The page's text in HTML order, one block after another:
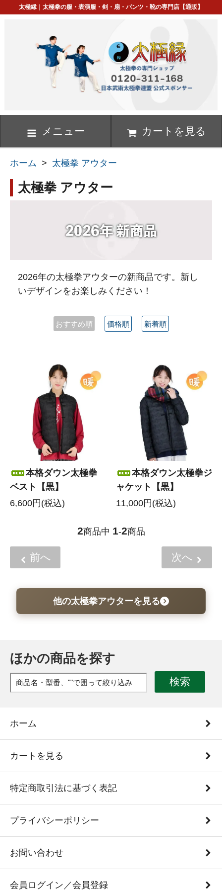
太極縁｜太極拳の服・表演服・剣・扇・パンツ・靴の専門店【通販】
メニュー カートを見る
ホーム > 太極拳 アウター
太極拳 アウター
2026年の太極拳アウターの新商品です。新し
いデザインをお楽しみください！
おすすめ順 価格順 新着順
本格ダウン太極拳
ベスト【黒】
6,600円(税込)
本格ダウン太極拳ジ
ャケット【黒】
11,000円(税込)
2商品中 1-2商品
前へ 次へ
他の太極拳アウターを見る
ほかの商品を探す
検索
ホーム
カートを見る
特定商取引法に基づく表記
プライバシーポリシー
お問い合わせ
会員ログイン／会員登録